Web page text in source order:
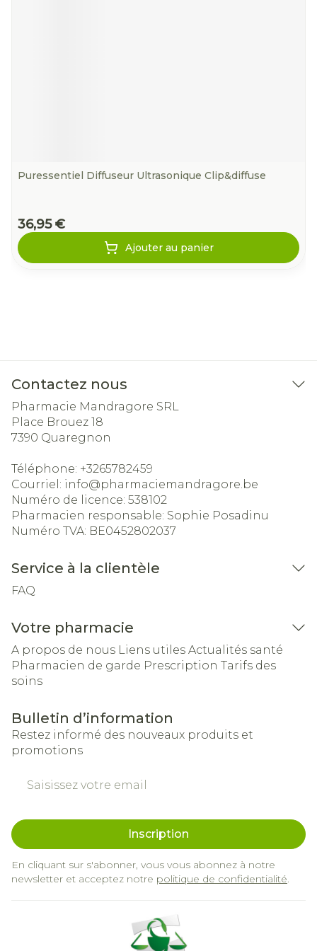
Puressentiel Diffuseur Ultrasonique Clip&diffuse
36,95 €
Ajouter au panier
Contactez nous
Pharmacie Mandragore SRL
Place Brouez 18
7390 Quaregnon
Téléphone: +3265782459
Courriel: info@pharmaciemandragore.be
Numéro de licence: 538102
Pharmacien responsable: Sophie Posadinu
Numéro TVA: BE0452802037
Service à la clientèle
FAQ
Votre pharmacie
A propos de nous Liens utiles Actualités santé
Pharmacien de garde Prescription Tarifs des
soins
Bulletin d’information
Restez informé des nouveaux produits et
promotions
Inscription
En cliquant sur s'abonner, vous vous abonnez à notre
newsletter et acceptez notre politique de confidentialité.